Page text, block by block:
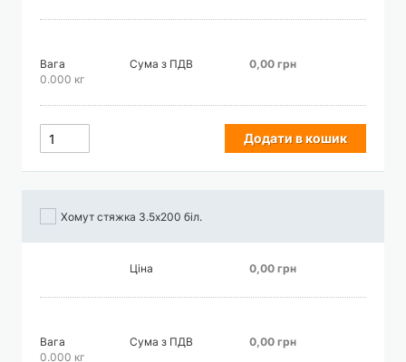
Вага
0.000 кг
Сума з ПДВ 0,00 грн
Додати в кошик
Хомут стяжка 3.5х200 біл.
Ціна 0,00 грн
Вага
0.000 кг
Сума з ПДВ 0,00 грн